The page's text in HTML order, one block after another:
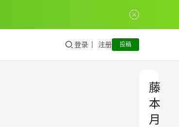
登录 注册 投稿
藤
本
月